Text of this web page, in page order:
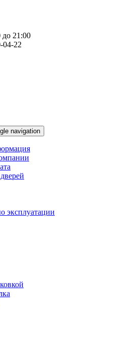
до 21:00
04-22
navigation
эксплуатации